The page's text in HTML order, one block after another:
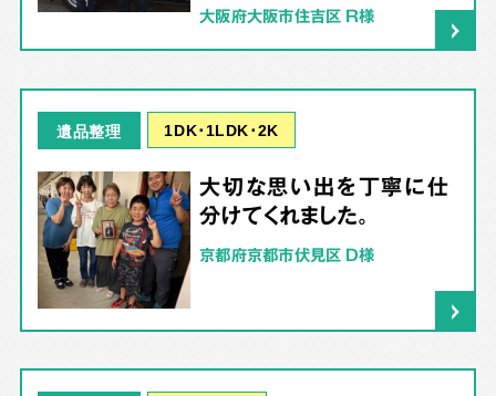
大阪府大阪市住吉区 R様
遺品整理 1DK･1LDK･2K
大切な思い出を丁寧に仕
分けてくれました。
京都府京都市伏見区 D様